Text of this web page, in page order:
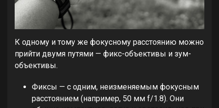
К одному и тому же фокусному расстоянию можно
прийти двумя путями — фикс-объективы и зум-
объективы.
Фиксы — с одним, неизменяемым фокусным
расстоянием (например, 50 мм f/1.8). Они